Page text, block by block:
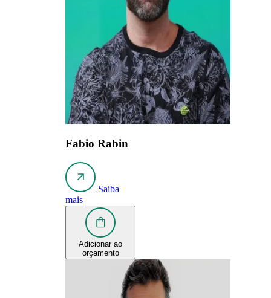
Fabio Rabin
Saiba
mais
Adicionar ao
orçamento